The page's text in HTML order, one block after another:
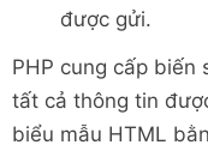
được gửi.
PHP cung cấp biến
tất cả thông tin
biểu mẫu HTML